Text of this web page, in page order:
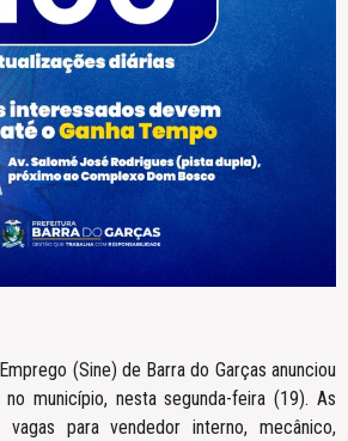
(Sine) de Barra do Garças anunciou
município, nesta segunda-feira (19). As
vagas para vendedor interno, mecânico,